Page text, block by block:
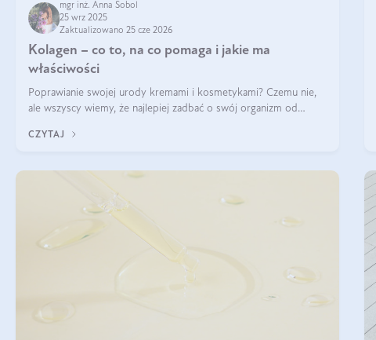
mgr inż. Anna Sobol
25 wrz 2025
Zaktualizowano 25 cze 2026
Kolagen – co to, na co pomaga i jakie ma
właściwości
Poprawianie swojej urody kremami i kosmetykami? Czemu nie,
ale wszyscy wiemy, że najlepiej zadbać o swój organizm od
zewnętrzny prezentował się zdrowo i atrakcyjnie. Stosowanie
CZYTAJ